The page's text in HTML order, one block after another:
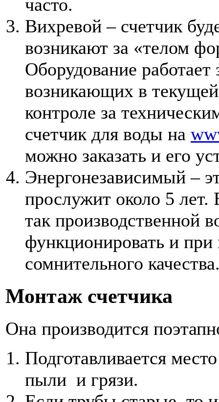
часто.
Вихревой – счетчик
возникают за «телом
Оборудование работает
возникающих в
контроле за
счетчик для воды на
можно заказать и его
Энергонезависимый –
прослужит около 5 лет.
так производственной
функционировать и
сомнительного
Монтаж счетчика
Она производится
Подготавливается
пыли и грязи.